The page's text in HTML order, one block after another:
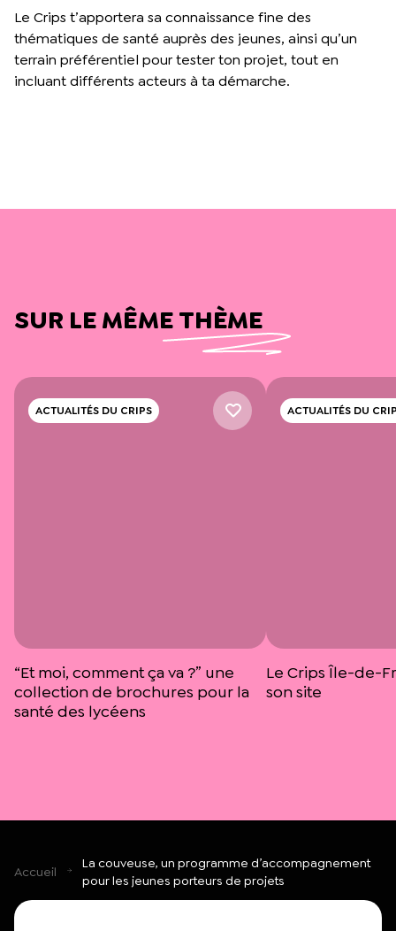
Le Crips t’apportera sa connaissance fine des
thématiques de santé auprès des jeunes, ainsi qu’un
terrain préférentiel pour tester ton projet, tout en
incluant différents acteurs à ta démarche.
SUR LE MÊME THÈME
ACTUALITÉS DU CRIPS
“Et moi, comment ça va ?” une
collection de brochures pour la
santé des lycéens
ACTUALITÉS DU
Le Crips Île-de-
son site
Accueil
La couveuse, un programme d’accompagnement
pour les jeunes porteurs de projets